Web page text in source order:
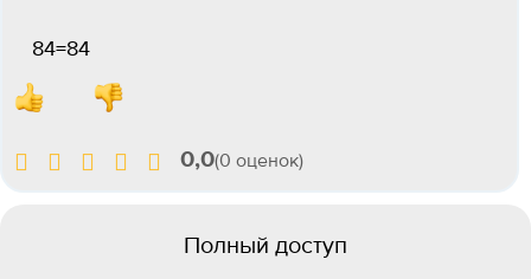
84=84
0,0(0 оценок)
Полный доступ